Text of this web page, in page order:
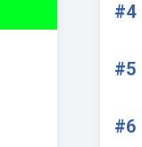
#4
#5
#6